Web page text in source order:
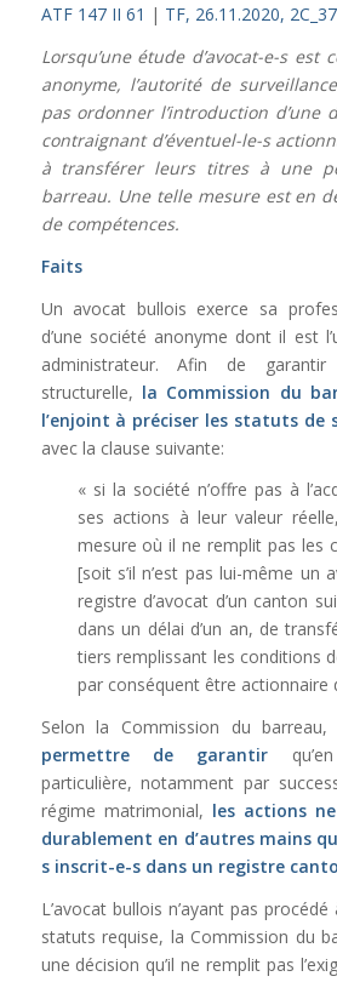
ATF 147 II 61 | TF, 26.11.2020,
Lorsqu’une étude d’avocat-e-s est
anonyme, l’autorité de
pas ordonner l’introduction d’une
contraignant d’éventuel-le-s
à transférer leurs titres à une
barreau. Une telle mesure est en
de compétences.
Faits
Un avocat bullois exerce sa
d’une société anonyme dont il est
administrateur. Afin de garantir
structurelle, la Commission du
l’enjoint à préciser les statuts de
avec la clause suivante:
« si la société n’offre pas à
ses actions à leur valeur
mesure où il ne remplit pas les
[soit s’il n’est pas lui-même un
registre d’avocat d’un canton
dans un délai d’un an, de
tiers remplissant les conditions
par conséquent être actionnaire
Selon la Commission du
permettre de garantir
particulière, notamment par
régime matrimonial, les actions
durablement en d’autres mains
s inscrit-e-s dans un registre
L’avocat bullois n’ayant pas
statuts requise, la Commission du
une décision qu’il ne remplit pas